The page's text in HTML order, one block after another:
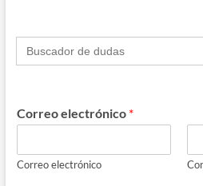
de
puntuación
Buscar:
Correo electrónico *
Correo electrónico